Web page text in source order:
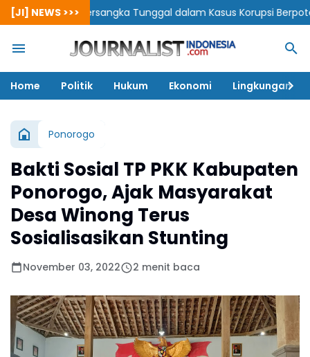
[JI] NEWS >>>Tunggal dalam Kasus Korupsi Berpotensi Cederai
Home Politik Hukum Ekonomi Lingkungan
Ponorogo
Bakti Sosial TP PKK Kabupaten
Ponorogo, Ajak Masyarakat
Desa Winong Terus
Sosialisasikan Stunting
November 03, 2022 2 menit baca